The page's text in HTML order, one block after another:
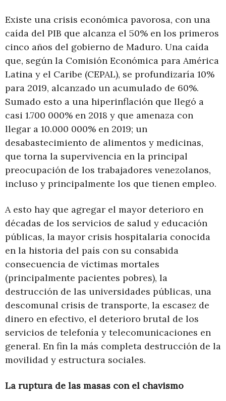
Existe una crisis económica pavorosa, con una
caída del PIB que alcanza el 50% en los primeros
cinco años del gobierno de Maduro. Una caída
que, según la Comisión Económica para América
Latina y el Caribe (CEPAL), se profundizaría 10%
para 2019, alcanzado un acumulado de 60%.
Sumado esto a una hiperinflación que llegó a
casi 1.700 000% en 2018 y que amenaza con
llegar a 10.000 000% en 2019; un
desabastecimiento de alimentos y medicinas,
que torna la supervivencia en la principal
preocupación de los trabajadores venezolanos,
incluso y principalmente los que tienen empleo.
A esto hay que agregar el mayor deterioro en
décadas de los servicios de salud y educación
públicas, la mayor crisis hospitalaria conocida
en la historia del país con su consabida
consecuencia de víctimas mortales
(principalmente pacientes pobres), la
destrucción de las universidades públicas, una
descomunal crisis de transporte, la escasez de
dinero en efectivo, el deterioro brutal de los
servicios de telefonía y telecomunicaciones en
general. En fin la más completa destrucción de la
movilidad y estructura sociales.
La ruptura de las masas con el chavismo